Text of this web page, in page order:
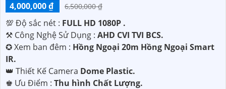
4,000,000 ₫
6,500,000 ₫
💯 Độ sắc nét : FULL HD 1080P .
⚒ Công Nghệ Sử Dụng : AHD CVI TVI BCS.
✪ Xem ban đêm : Hồng Ngoại 20m Hồng Ngoại Smart
IR.
👑 Thiết Kế Camera Dome Plastic.
️♚ Ưu Điểm : Thu hình Chất Lượng.